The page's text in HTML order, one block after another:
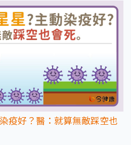
疫好？醫：就算無敵踩空也